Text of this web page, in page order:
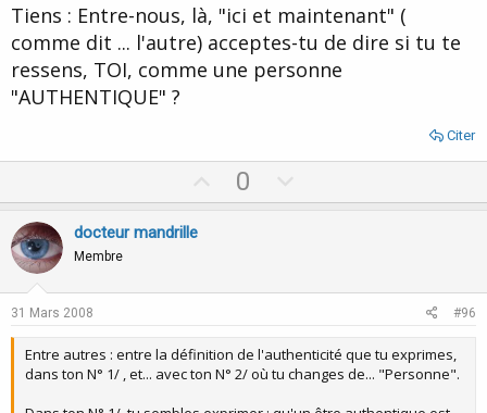
Tiens : Entre-nous, là, "ici et maintenant" (
comme dit ... l'autre) acceptes-tu de dire si tu te
ressens, TOI, comme une personne
"AUTHENTIQUE" ?
Citer
p
t
0
o
v
e
docteur mandrille
Membre
31 Mars 2008 #96
Entre autres : entre la définition de l'authenticité que tu exprimes,
dans ton N° 1/ , et... avec ton N° 2/ où tu changes de... "Personne".